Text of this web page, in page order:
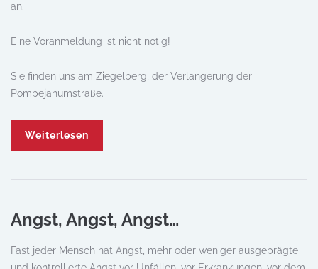
an.
Eine Voranmeldung ist nicht nötig!
Sie finden uns am Ziegelberg, der Verlängerung der
Pompejanumstraße.
Weiterlesen
Angst, Angst, Angst…
Fast jeder Mensch hat Angst, mehr oder weniger ausgeprägte